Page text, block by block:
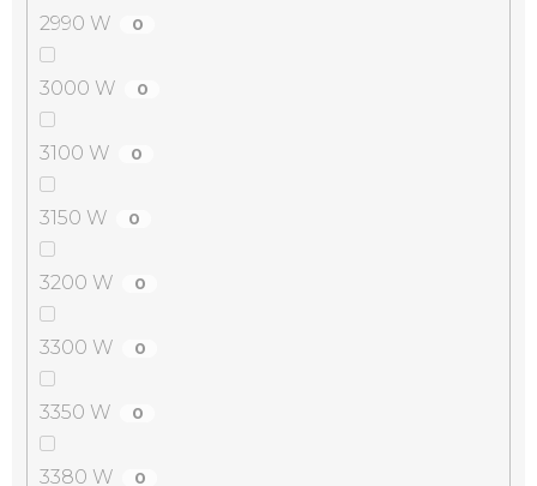
2990 W 0
3000 W 0
3100 W 0
3150 W 0
3200 W 0
3300 W 0
3350 W 0
3380 W 0